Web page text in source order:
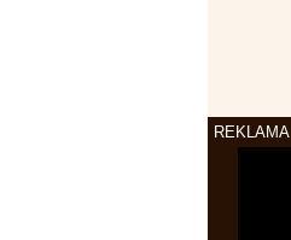
REKLAMA